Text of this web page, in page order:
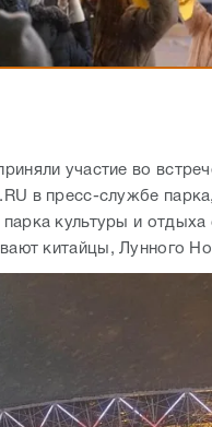
участие во
в пресс-службе
культуры и
китайцы, Лунного